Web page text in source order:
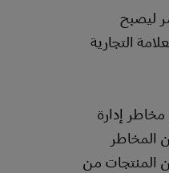
ليصبح
التجارية
مخاطر إدارة
المخاطر
المنتجات من